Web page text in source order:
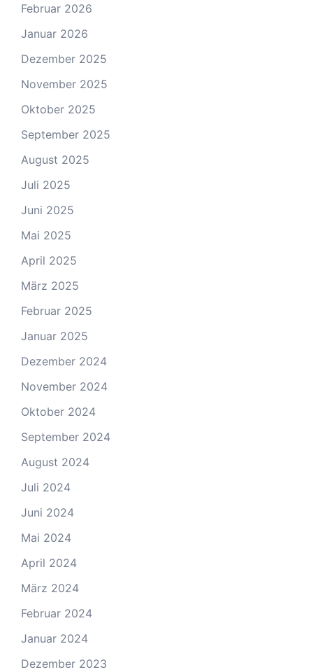
Februar 2026
Januar 2026
Dezember 2025
November 2025
Oktober 2025
September 2025
August 2025
Juli 2025
Juni 2025
Mai 2025
April 2025
März 2025
Februar 2025
Januar 2025
Dezember 2024
November 2024
Oktober 2024
September 2024
August 2024
Juli 2024
Juni 2024
Mai 2024
April 2024
März 2024
Februar 2024
Januar 2024
Dezember 2023